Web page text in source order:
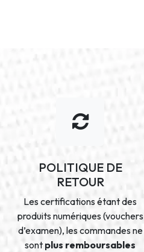
POLITIQUE DE
RETOUR
Les certifications étant des
produits numériques (vouchers
d’examen), les commandes ne
sont plus remboursables